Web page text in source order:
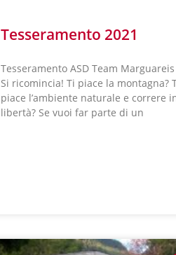
Tesseramento 2021
Tesseramento ASD Team Marguareis
Si ricomincia! Ti piace la montagna?
piace l’ambiente naturale e correre
libertà? Se vuoi far parte di un